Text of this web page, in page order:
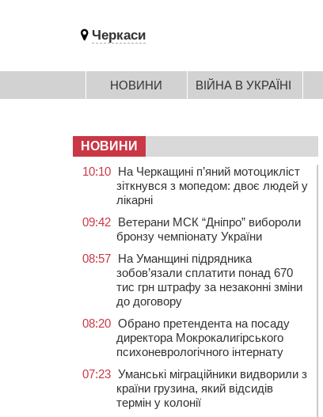
Черкаси
НОВИНИ ВІЙНА В УКРАЇНІ
НОВИНИ
10:10 На Черкащині п’яний мотоцикліст
зіткнувся з мопедом: двоє людей у
лікарні
09:42 Ветерани МСК “Дніпро” вибороли
бронзу чемпіонату України
08:57 На Уманщині підрядника
зобов’язали сплатити понад 670
тис грн штрафу за незаконні зміни
до договору
08:20 Обрано претендента на посаду
директора Мокрокалигірського
психоневрологічного інтернату
07:23 Уманські міграційники видворили з
країни грузина, який відсидів
термін у колонії